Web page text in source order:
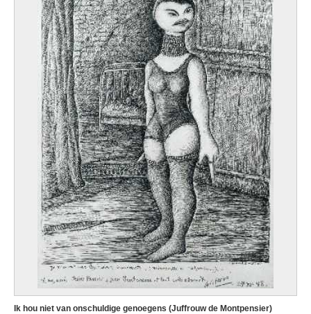
Ik hou niet van onschuldige genoegens (Juffrouw de Montpensier)